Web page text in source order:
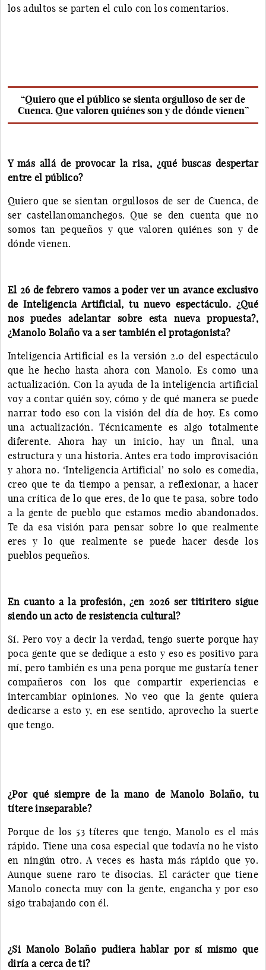
los adultos se parten el culo con los comentarios.
“Quiero que el público se sienta orgulloso de ser de
Cuenca. Que valoren quiénes son y de dónde vienen”
Y más allá de provocar la risa, ¿qué buscas despertar
entre el público?
Quiero que se sientan orgullosos de ser de Cuenca, de
ser castellanomanchegos. Que se den cuenta que no
somos tan pequeños y que valoren quiénes son y de
dónde vienen.
El 26 de febrero vamos a poder ver un avance exclusivo
de Inteligencia Artificial, tu nuevo espectáculo. ¿Qué
nos puedes adelantar sobre esta nueva propuesta?,
¿Manolo Bolaño va a ser también el protagonista?
Inteligencia Artificial es la versión 2.0 del espectáculo
que he hecho hasta ahora con Manolo. Es como una
actualización. Con la ayuda de la inteligencia artificial
voy a contar quién soy, cómo y de qué manera se puede
narrar todo eso con la visión del día de hoy. Es como
una actualización. Técnicamente es algo totalmente
diferente. Ahora hay un inicio, hay un final, una
estructura y una historia. Antes era todo improvisación
y ahora no. ‘Inteligencia Artificial’ no solo es comedia,
creo que te da tiempo a pensar, a reflexionar, a hacer
una crítica de lo que eres, de lo que te pasa, sobre todo
a la gente de pueblo que estamos medio abandonados.
Te da esa visión para pensar sobre lo que realmente
eres y lo que realmente se puede hacer desde los
pueblos pequeños.
En cuanto a la profesión, ¿en 2026 ser titiritero sigue
siendo un acto de resistencia cultural?
Sí. Pero voy a decir la verdad, tengo suerte porque hay
poca gente que se dedique a esto y eso es positivo para
mí, pero también es una pena porque me gustaría tener
compañeros con los que compartir experiencias e
intercambiar opiniones. No veo que la gente quiera
dedicarse a esto y, en ese sentido, aprovecho la suerte
que tengo.
¿Por qué siempre de la mano de Manolo Bolaño, tu
títere inseparable?
Porque de los 53 títeres que tengo, Manolo es el más
rápido. Tiene una cosa especial que todavía no he visto
en ningún otro. A veces es hasta más rápido que yo.
Aunque suene raro te disocias. El carácter que tiene
Manolo conecta muy con la gente, engancha y por eso
sigo trabajando con él.
¿Si Manolo Bolaño pudiera hablar por sí mismo que
diría a cerca de ti?